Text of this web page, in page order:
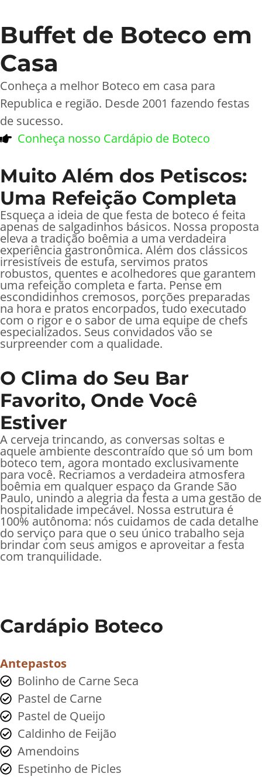
Buffet de Boteco em
Casa
Conheça a melhor Boteco em casa para
Republica e região. Desde 2001 fazendo festas
de sucesso.
Conheça nosso Cardápio de Boteco
Muito Além dos Petiscos:
Uma Refeição Completa
Esqueça a ideia de que festa de boteco é feita
apenas de salgadinhos básicos. Nossa proposta
eleva a tradição boêmia a uma verdadeira
experiência gastronômica. Além dos clássicos
irresistíveis de estufa, servimos pratos
robustos, quentes e acolhedores que garantem
uma refeição completa e farta. Pense em
escondidinhos cremosos, porções preparadas
na hora e pratos encorpados, tudo executado
com o rigor e o sabor de uma equipe de chefs
especializados. Seus convidados vão se
surpreender com a qualidade.
O Clima do Seu Bar
Favorito, Onde Você
Estiver
A cerveja trincando, as conversas soltas e
aquele ambiente descontraído que só um bom
boteco tem, agora montado exclusivamente
para você. Recriamos a verdadeira atmosfera
boêmia em qualquer espaço da Grande São
Paulo, unindo a alegria da festa a uma gestão de
hospitalidade impecável. Nossa estrutura é
100% autônoma: nós cuidamos de cada detalhe
do serviço para que o seu único trabalho seja
brindar com seus amigos e aproveitar a festa
com tranquilidade.
Cardápio Boteco
Antepastos
Bolinho de Carne Seca
Pastel de Carne
Pastel de Queijo
Caldinho de Feijão
Amendoins
Espetinho de Picles